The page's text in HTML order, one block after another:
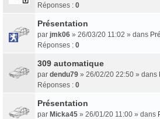
Réponses : 0
Présentation
par jmk06 » 26/03/20 11:02 » dans
Réponses : 0
309 automatique
par dendu79 » 26/02/20 22:50 » dans
Réponses : 0
Présentation
par Micka45 » 26/01/20 11:00 » dans